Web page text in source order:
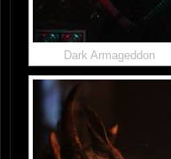
Dark Armageddon